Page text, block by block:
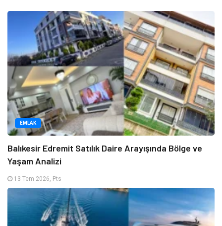
EMLAK
Balıkesir Edremit Satılık Daire Arayışında Bölge ve
Yaşam Analizi
13 Tem 2026, Pts